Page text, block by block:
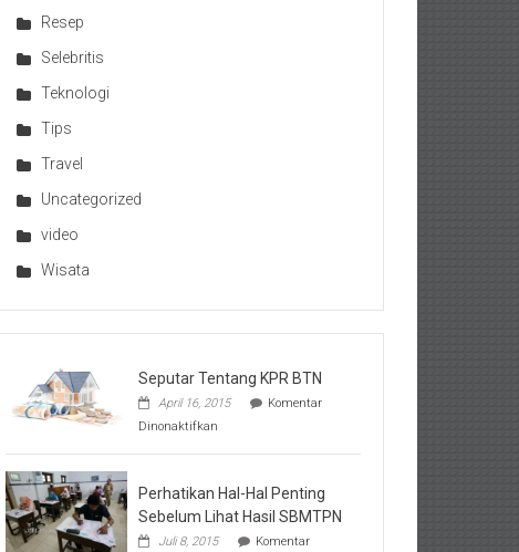
Resep
Selebritis
Teknologi
Tips
Travel
Uncategorized
video
Wisata
Seputar Tentang KPR BTN
April 16, 2015
Komentar
Dinonaktifkan
Tentang
BTN
Perhatikan Hal-Hal Penting
Sebelum Lihat Hasil SBMTPN
Juli 8, 2015
Komentar